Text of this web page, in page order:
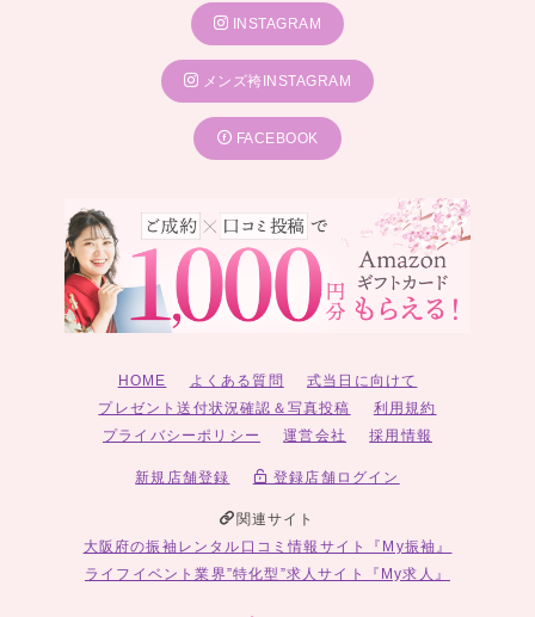
INSTAGRAM
メンズ袴INSTAGRAM
FACEBOOK
HOME よくある質問
式当日に向けて
プレゼント送付状況確認＆写真投稿
利用規約
プライバシーポリシー
運営会社 採用情報
新規店舗登録 登録店舗ログイン
関連サイト
大阪府の振袖レンタル口コミ情報サイト『My振袖』
ライフイベント業界”特化型”求人サイト『My求人』